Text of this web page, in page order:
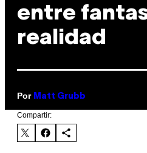
entre
realidad
Por Matt Grubb
Compartir: